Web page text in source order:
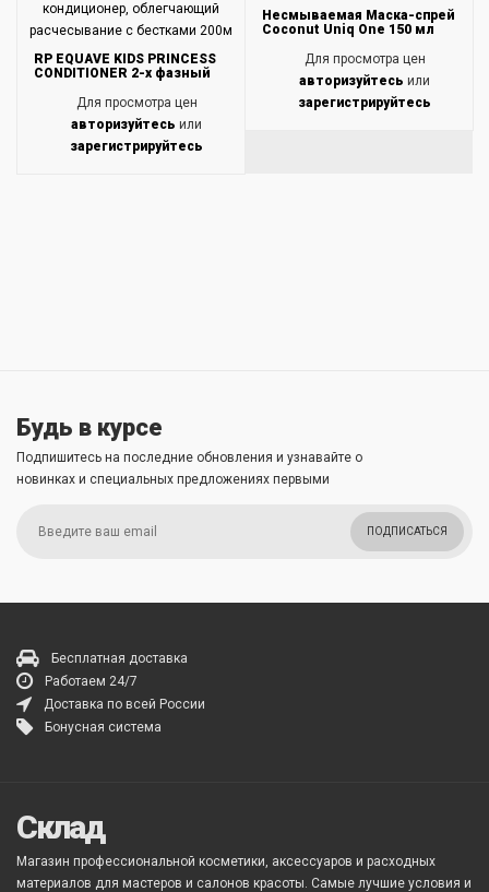
RP EQUAVE KIDS PRINCESS
CONDITIONER 2-х фазный
расчесывание с бестками
Для просмотра цен
авторизуйтесь или
зарегистрируйтесь
Несмываемая Маска-спрей
Coconut Uniq One 150 мл
Для просмотра цен
авторизуйтесь или
зарегистрируйтесь
Будь в курсе
Подпишитесь на последние обновления и узнавайте о
новинках и специальных предложениях первыми
ПОДПИСАТЬСЯ
Бесплатная доставка
Работаем 24/7
Доставка по всей России
Бонусная система
Склад
Магазин профессиональной косметики, аксессуаров и расходных
материалов для мастеров и салонов красоты. Самые лучшие условия и